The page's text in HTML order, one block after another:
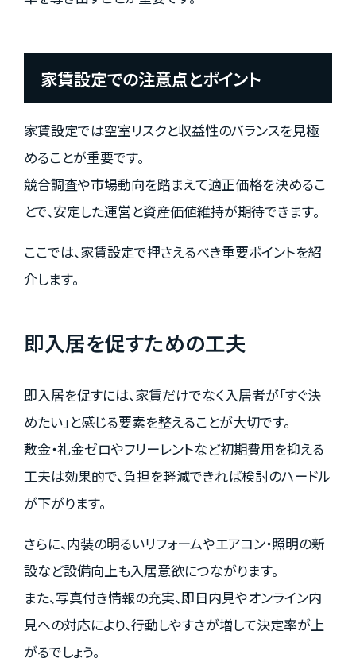
家賃設定での注意点とポイント
家賃設定では空室リスクと収益性のバランスを見極
めることが重要です。
競合調査や市場動向を踏まえて適正価格を決めるこ
とで、安定した運営と資産価値維持が期待できます。
ここでは、家賃設定で押さえるべき重要ポイントを紹
介します。
即入居を促すための工夫
即入居を促すには、家賃だけでなく入居者が「すぐ決
めたい」と感じる要素を整えることが大切です。
敷金・礼金ゼロやフリーレントなど初期費用を抑える
工夫は効果的で、負担を軽減できれば検討のハードル
が下がります。
さらに、内装の明るいリフォームやエアコン・照明の新
設など設備向上も入居意欲につながります。
また、写真付き情報の充実、即日内見やオンライン内
見への対応により、行動しやすさが増して決定率が上
がるでしょう。